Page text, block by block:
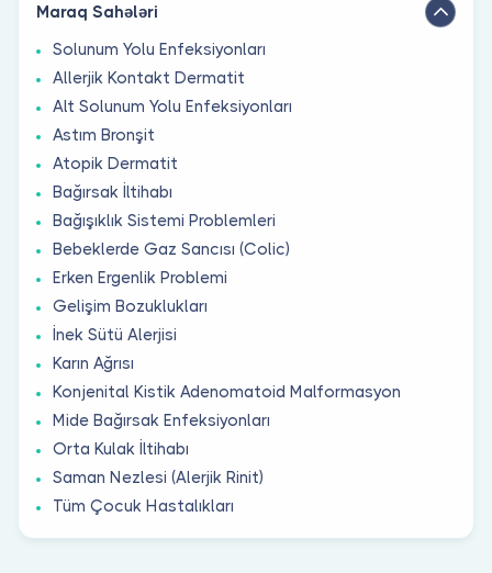
Maraq Sahələri
Solunum Yolu Enfeksiyonları
Allerjik Kontakt Dermatit
Alt Solunum Yolu Enfeksiyonları
Astım Bronşit
Atopik Dermatit
Bağırsak İltihabı
Bağışıklık Sistemi Problemleri
Bebeklerde Gaz Sancısı (Colic)
Erken Ergenlik Problemi
Gelişim Bozuklukları
İnek Sütü Alerjisi
Karın Ağrısı
Konjenital Kistik Adenomatoid Malformasyon
Mide Bağırsak Enfeksiyonları
Orta Kulak İltihabı
Saman Nezlesi (Alerjik Rinit)
Tüm Çocuk Hastalıkları